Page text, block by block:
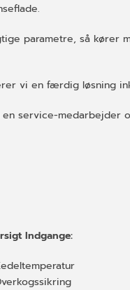
parametre, så kører
vi en færdig løsning
service-medarbejder
Indgange: